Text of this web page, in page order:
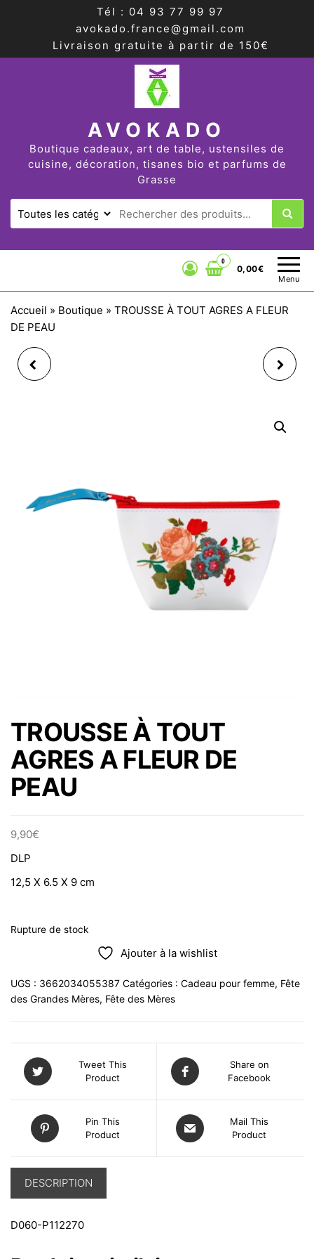
Tél : 04 93 77 99 97
avokado.france@gmail.com
Livraison gratuite à partir de 150€
AVOKADO
Boutique cadeaux, art de table, ustensiles de
cuisine, décoration, tisanes bio et parfums de
Grasse
Menu
0
0,00€
Accueil » Boutique » TROUSSE À TOUT AGRES A FLEUR
DE PEAU
TROUSSE À TOUT 3D
TROUSSE À TOUT
AGRES A FLEUR DE
PEAU
9,90€
DLP
12,5 X 6.5 X 9 cm
Rupture de stock
Ajouter à la wishlist
UGS : 3662034055387 Catégories : Cadeau pour femme, Fête
des Grandes Mères, Fête des Mères
Tweet This
Product
Share on
Facebook
Pin This
Product
Mail This
Product
DESCRIPTION
D060-P112270